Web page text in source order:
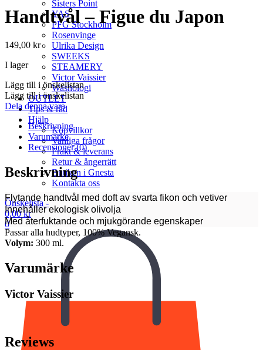
Sisters Point
YAS
PFG Stockholm
Rosenvinge
Ulrika Design
SWEEKS
STEAMERY
Victor Vaissier
Washologi
OUTLET
Tips & råd
Hjälp
Köpvillkor
Vanliga frågor
Frakt & leverans
Retur & ångerrätt
Butiken i Gnesta
Kontakta oss
Önskelista -
0,00kr
0
Handtvål – Figue du Japon
149,00 kr
I lager
Lägg till i önskelistan
Lägg till i önskelistan
Dela denna vara
Beskrivning
Varumärke
Recensioner (0)
Beskrivning
Flytande handtvål med doft av svarta fikon och vetiver
Innehåller ekologisk olivolja
Med återfuktande och mjukgörande egenskaper
Passar alla hudtyper, 100% Vegansk.
Volym: 300 ml.
Varumärke
Victor Vaissier
Reviews